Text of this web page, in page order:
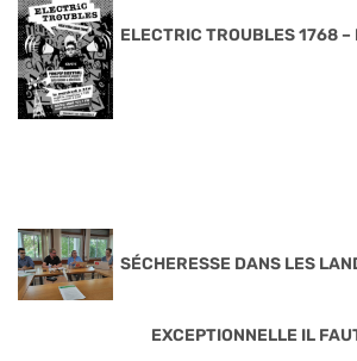
ELECTRIC TROUBLES 1768
SÉCHERESSE DANS LES
EXCEPTIONNELLE IL